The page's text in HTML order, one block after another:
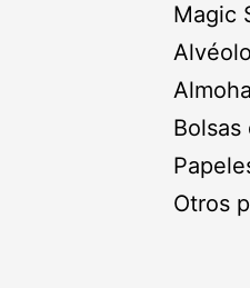
Magic
Bolsas
Otros